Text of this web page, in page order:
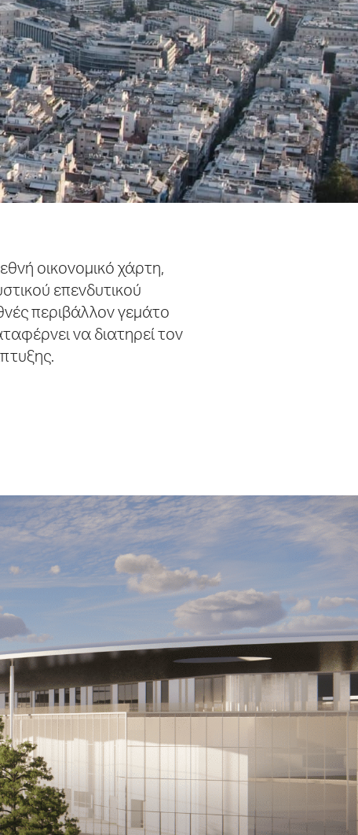
οικονομικό χάρτη,
επενδυτικού
περιβάλλον γεμάτο
να διατηρεί τον